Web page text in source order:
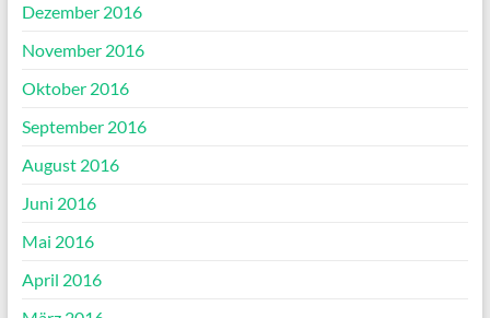
Dezember 2016
November 2016
Oktober 2016
September 2016
August 2016
Juni 2016
Mai 2016
April 2016